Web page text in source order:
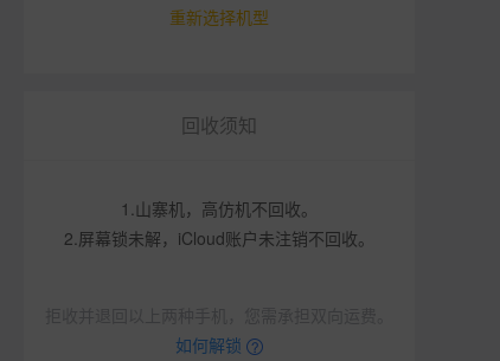
重新选择机型
回收须知
1.山寨机，高仿机不回收。
2.屏幕锁未解，iCloud账户未注销不回收。
如何解锁